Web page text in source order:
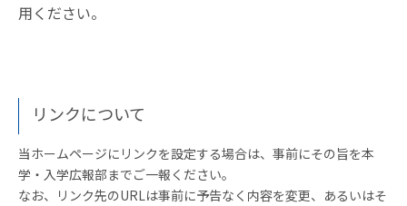
用ください。
リンクについて
当ホームページにリンクを設定する場合は、事前にその旨を本
学・入学広報部までご一報ください。
なお、リンク先のURLは事前に予告なく内容を変更、あるいはそ